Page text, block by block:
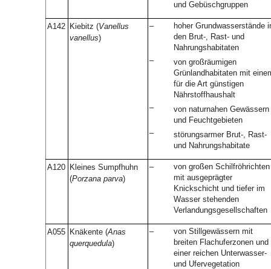
und Gebüschgruppen
A142 Kiebitz (Vanellus
vanellus)
–
hoher Grundwasserstände
den Brut-, Rast- und
Nahrungshabitaten
–
von großräumigen
Grünlandhabitaten mit
für die Art günstigen
Nährstoffhaushalt
–
von naturnahen Gewässern
und Feuchtgebieten
–
störungsarmer Brut-, Rast-
und Nahrungshabitate
A120 Kleines Sumpfhuhn
(Porzana parva)
–
von großen Schilfröhrichten
mit ausgeprägter
Knickschicht und tiefer im
Wasser stehenden
Verlandungsgesellschaften
A055 Knäkente (Anas
querquedula)
–
von Stillgewässern mit
breiten Flachuferzonen und
einer reichen Unterwasser-
und Ufervegetation